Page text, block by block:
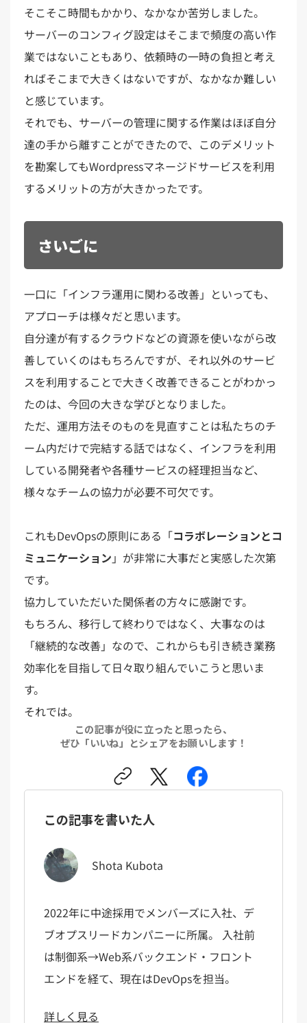
そこそこ時間もかかり、なかなか苦労しました。
サーバーのコンフィグ設定はそこまで頻度の高い作
業ではないこともあり、依頼時の一時の負担と考え
ればそこまで大きくはないですが、なかなか難しい
と感じています。
それでも、サーバーの管理に関する作業はほぼ自分
達の手から離すことができたので、このデメリット
を勘案してもWordpressマネージドサービスを利用
するメリットの方が大きかったです。
さいごに
一口に「インフラ運用に関わる改善」といっても、
アプローチは様々だと思います。
自分達が有するクラウドなどの資源を使いながら改
善していくのはもちろんですが、それ以外のサービ
スを利用することで大きく改善できることがわかっ
たのは、今回の大きな学びとなりました。
ただ、運用方法そのものを見直すことは私たちのチ
ーム内だけで完結する話ではなく、インフラを利用
している開発者や各種サービスの経理担当など、
様々なチームの協力が必要不可欠です。
これもDevOpsの原則にある「コラボレーションとコ
ミュニケーション 」が非常に大事だと実感した次第
です。
協力していただいた関係者の方々に感謝です。
もちろん、移行して終わりではなく、大事なのは
「継続的な改善」なので、これからも引き続き業務
効率化を目指して日々取り組んでいこうと思いま
す。
それでは。
この記事が役に立ったと思ったら、
ぜひ「いいね」とシェアをお願いします！
この記事を書いた人
Shota Kubota
2022年に中途採用でメンバーズに入社、デ
ブオプスリードカンパニーに所属。 入社前
は制御系→Web系バックエンド・フロント
エンドを経て、現在はDevOpsを担当。
詳しく見る